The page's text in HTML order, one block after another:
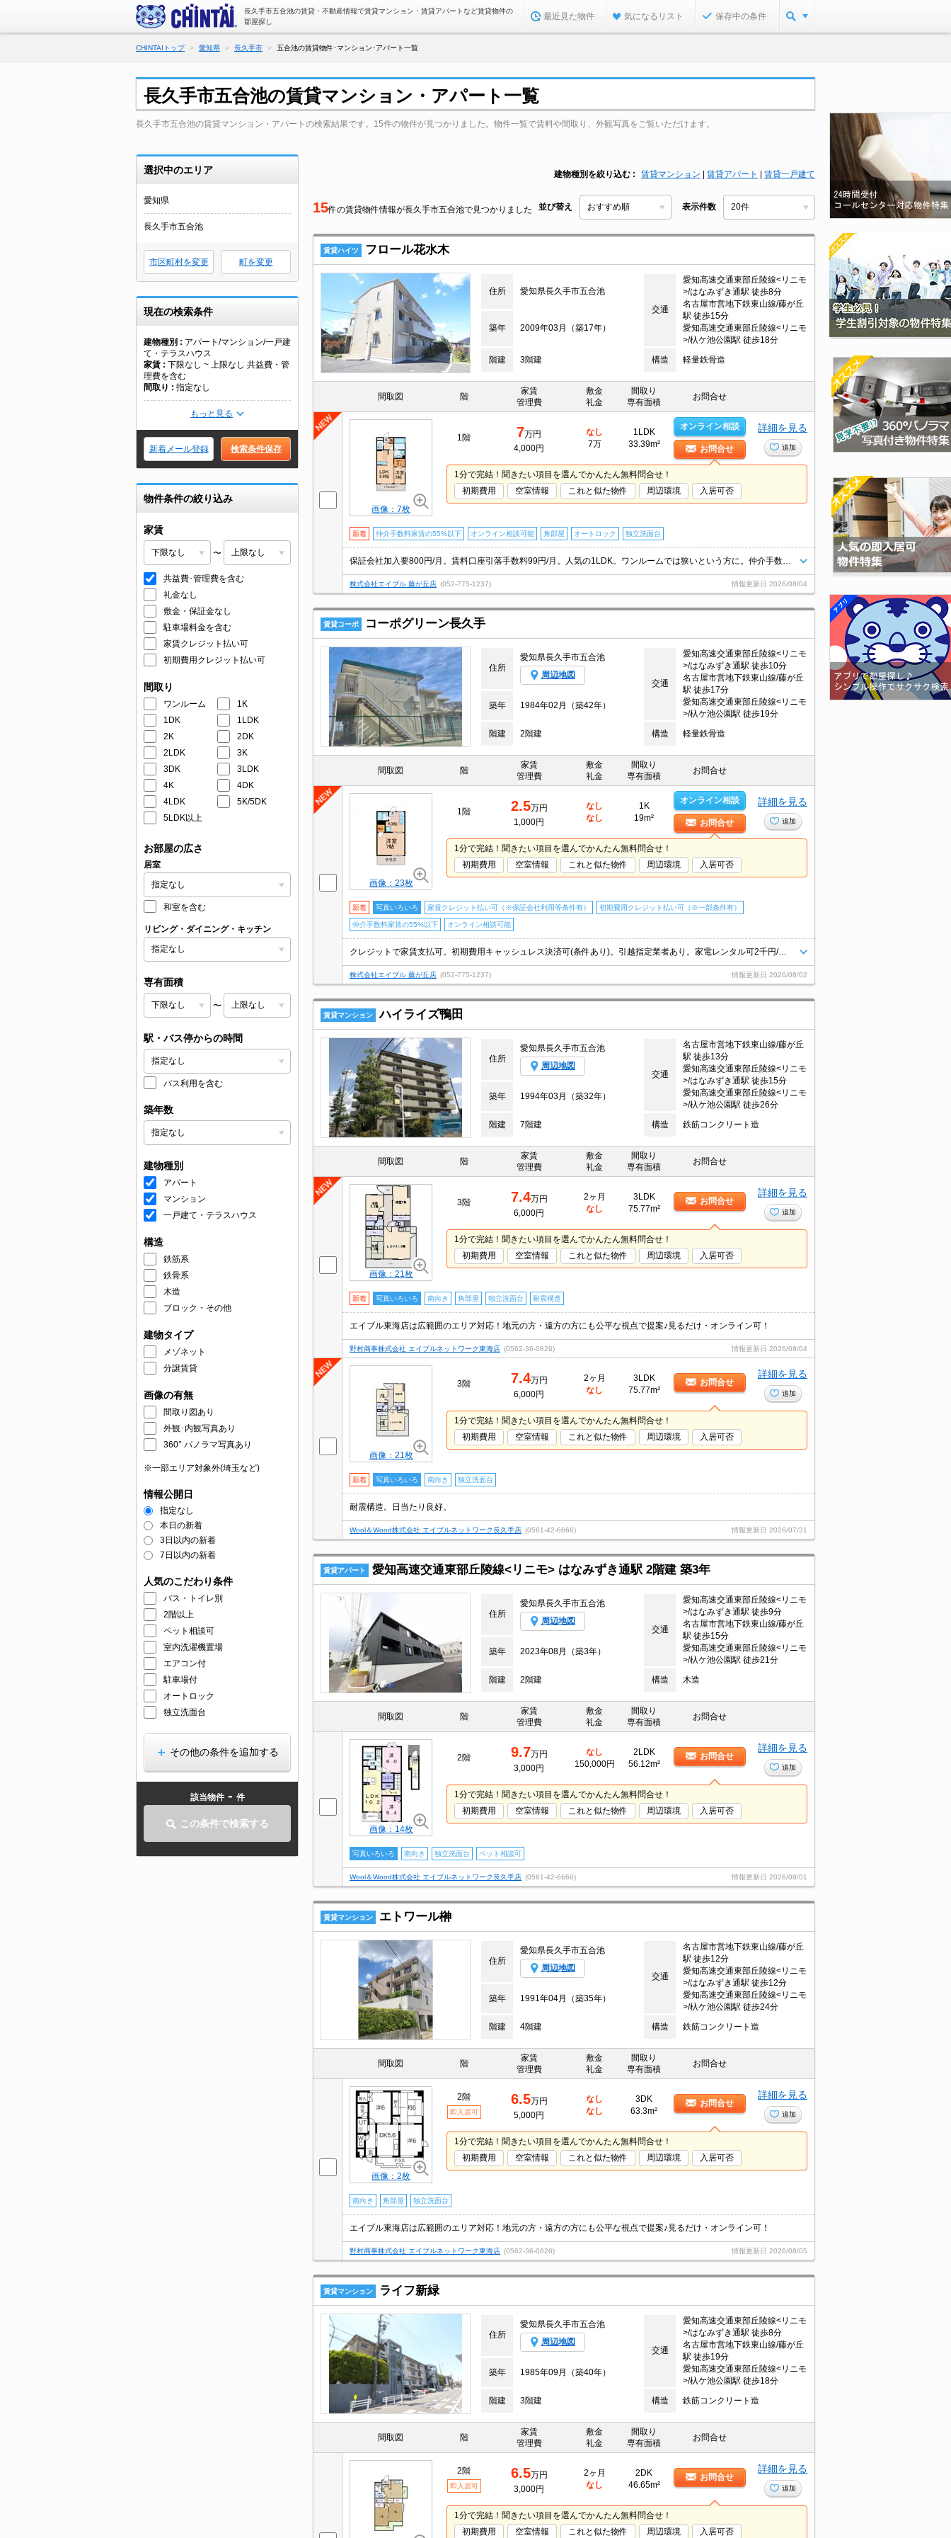
長久手市五合池の賃貸・不動産情報で賃貸マンション・賃貸アパートなど賃貸物件の
部屋探し
最近見た物件 気になるリスト 保存中の条件
CHINTAIトップ 愛知県 長久手市 五合池の賃貸物件･マンション･アパート一覧
長久手市五合池の賃貸マンション・アパート一覧
長久手市五合池の賃貸マンション・アパートの検索結果です。15件の物件が見つかりました。物件一覧で賃料や間取り、外観写真をご覧いただけます。
選択中のエリア
愛知県
長久手市五合池
市区町村を変更 町を変更
現在の検索条件
建物種別
アパート/マンション/一戸建
て・テラスハウス
家賃
下限なし ~ 上限なし 共益費・管
理費を含む
間取り
指定なし
もっと見る
新着メール登録 検索条件保存
物件条件の絞り込み
家賃
〜
共益費･管理費を含む
礼金なし
敷金・保証金なし
駐車場料金を含む
家賃クレジット払い可
初期費用クレジット払い可
間取り
ワンルーム
1K
1DK
1LDK
2K
2DK
2LDK
3K
3DK
3LDK
4K
4DK
4LDK
5K/5DK
5LDK以上
お部屋の広さ
居室
和室を含む
リビング・ダイニング・キッチン
専有面積
〜
駅・バス停からの時間
バス利用を含む
築年数
建物種別
アパート
マンション
一戸建て・テラスハウス
構造
鉄筋系
鉄骨系
木造
ブロック・その他
建物タイプ
メゾネット
分譲賃貸
画像の有無
間取り図あり
外観･内観写真あり
360° パノラマ写真あり
※一部エリア対象外(埼玉など)
情報公開日
指定なし
本日の新着
3日以内の新着
7日以内の新着
人気のこだわり条件
バス・トイレ別
2階以上
ペット相談可
室内洗濯機置場
エアコン付
駐車場付
オートロック
独立洗面台
その他の条件を追加する
該当物件 - 件
この条件で検索する
建物種別を絞り込む 賃貸マンション 賃貸アパート 賃貸一戸建て
15件の賃貸物件情報が長久手市五合池で見つかりました 並び替え 表示件数
賃貸ハイツ フロール花水木
住所 愛知県長久手市五合池
交通
愛知高速交通東部丘陵線<リニモ
>/はなみずき通駅 徒歩8分
名古屋市営地下鉄東山線/藤が丘
駅 徒歩15分
愛知高速交通東部丘陵線<リニモ
>/杁ケ池公園駅 徒歩18分
築年 2009年03月（築17年）
階建 3階建 構造 軽量鉄骨造
間取図 階
家賃
管理費
敷金
礼金
間取り
専有面積
お問合せ
画像：7枚
1階 7万円
4,000円
なし
7万
1LDK
33.39m²
オンライン相談
お問合せ
詳細を見る
追加
1分で完結！聞きたい項目を選んでかんたん無料問合せ！
初期費用
空室情報 これと似た物件 周辺環境 入居可否
新着 仲介手数料家賃の55%以下 オンライン相談可能 角部屋 オートロック 独立洗面台
株式会社エイブル 藤が丘店 (052-775-1237) 情報更新日 2026/08/04
賃貸コーポ コーポグリーン長久手
住所
愛知県長久手市五合池
周辺地図
交通
愛知高速交通東部丘陵線<リニモ
>/はなみずき通駅 徒歩10分
名古屋市営地下鉄東山線/藤が丘
駅 徒歩17分
愛知高速交通東部丘陵線<リニモ
>/杁ケ池公園駅 徒歩19分
築年 1984年02月（築42年）
階建 2階建 構造 軽量鉄骨造
間取図 階
家賃
管理費
敷金
礼金
間取り
専有面積
お問合せ
画像：23枚
1階 2.5万円
1,000円
なし
なし
1K
19m²
オンライン相談
お問合せ
詳細を見る
追加
1分で完結！聞きたい項目を選んでかんたん無料問合せ！
初期費用
空室情報 これと似た物件 周辺環境 入居可否
新着 写真いろいろ 家賃クレジット払い可（※保証会社利用等条件有） 初期費用クレジット払い可（※一部条件有）
仲介手数料家賃の55%以下 オンライン相談可能
クレジットで家賃支払可。初期費用キャッシュレス決済可(条件あり)。引越指定業者あり。家電レンタル可2千円/月。防災セット16,500円。
株式会社エイブル 藤が丘店 (052-775-1237) 情報更新日 2026/08/02
賃貸マンション ハイライズ鴨田
住所
愛知県長久手市五合池
周辺地図
交通
名古屋市営地下鉄東山線/藤が丘
駅 徒歩13分
愛知高速交通東部丘陵線<リニモ
>/はなみずき通駅 徒歩15分
愛知高速交通東部丘陵線<リニモ
>/杁ケ池公園駅 徒歩26分
築年 1994年03月（築32年）
階建 7階建 構造 鉄筋コンクリート造
間取図 階
家賃
管理費
敷金
礼金
間取り
専有面積
お問合せ
画像：21枚
3階 7.4万円
6,000円
2ヶ月
なし
3LDK
75.77m²
お問合せ
詳細を見る
追加
1分で完結！聞きたい項目を選んでかんたん無料問合せ！
初期費用
空室情報 これと似た物件 周辺環境 入居可否
新着 写真いろいろ 南向き 角部屋 独立洗面台 耐震構造
エイブル東海店は広範囲のエリア対応！地元の方・遠方の方にも公平な視点で提案♪見るだけ・オンライン可！
野村商事株式会社 エイブルネットワーク東海店 (0562-36-0826) 情報更新日 2026/08/04
画像：21枚
3階 7.4万円
6,000円
2ヶ月
なし
3LDK
75.77m²
お問合せ
詳細を見る
追加
1分で完結！聞きたい項目を選んでかんたん無料問合せ！
初期費用
空室情報 これと似た物件 周辺環境 入居可否
新着 写真いろいろ 南向き 独立洗面台
耐震構造。日当たり良好。
Wool＆Wood株式会社 エイブルネットワーク長久手店 (0561-42-6666) 情報更新日 2026/07/31
賃貸アパート 愛知高速交通東部丘陵線<リニモ> はなみずき通駅 2階建 築3年
住所
愛知県長久手市五合池
周辺地図
交通
愛知高速交通東部丘陵線<リニモ
>/はなみずき通駅 徒歩9分
名古屋市営地下鉄東山線/藤が丘
駅 徒歩15分
愛知高速交通東部丘陵線<リニモ
>/杁ケ池公園駅 徒歩21分
築年 2023年08月（築3年）
階建 2階建 構造 木造
間取図 階
家賃
管理費
敷金
礼金
間取り
専有面積
お問合せ
画像：14枚
2階 9.7万円
3,000円
なし
150,000円
2LDK
56.12m²
お問合せ
詳細を見る
追加
1分で完結！聞きたい項目を選んでかんたん無料問合せ！
初期費用
空室情報 これと似た物件 周辺環境 入居可否
写真いろいろ 南向き 独立洗面台 ペット相談可
Wool＆Wood株式会社 エイブルネットワーク長久手店 (0561-42-6666) 情報更新日 2026/08/01
賃貸マンション エトワール榊
住所
愛知県長久手市五合池
周辺地図
交通
名古屋市営地下鉄東山線/藤が丘
駅 徒歩12分
愛知高速交通東部丘陵線<リニモ
>/はなみずき通駅 徒歩12分
愛知高速交通東部丘陵線<リニモ
>/杁ケ池公園駅 徒歩24分
築年 1991年04月（築35年）
階建 4階建 構造 鉄筋コンクリート造
間取図 階
家賃
管理費
敷金
礼金
間取り
専有面積
お問合せ
画像：2枚
2階
即入居可
6.5万円
5,000円
なし
なし
3DK
63.3m²
お問合せ
詳細を見る
追加
1分で完結！聞きたい項目を選んでかんたん無料問合せ！
初期費用
空室情報 これと似た物件 周辺環境 入居可否
南向き 角部屋 独立洗面台
エイブル東海店は広範囲のエリア対応！地元の方・遠方の方にも公平な視点で提案♪見るだけ・オンライン可！
野村商事株式会社 エイブルネットワーク東海店 (0562-36-0826) 情報更新日 2026/08/05
賃貸マンション ライフ新緑
住所
愛知県長久手市五合池
周辺地図
交通
愛知高速交通東部丘陵線<リニモ
>/はなみずき通駅 徒歩8分
名古屋市営地下鉄東山線/藤が丘
駅 徒歩19分
愛知高速交通東部丘陵線<リニモ
>/杁ケ池公園駅 徒歩18分
築年 1985年09月（築40年）
階建 3階建 構造 鉄筋コンクリート造
間取図 階
家賃
管理費
敷金
礼金
間取り
専有面積
お問合せ
2階
即入居可
6.5万円
3,000円
2ヶ月
なし
2DK
46.65m²
お問合せ
詳細を見る
追加
1分で完結！聞きたい項目を選んでかんたん無料問合せ！
初期費用
空室情報 これと似た物件 周辺環境 入居可否